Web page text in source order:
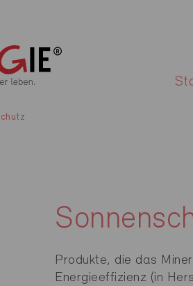
Produkte, die das
Energieeffizienz (in